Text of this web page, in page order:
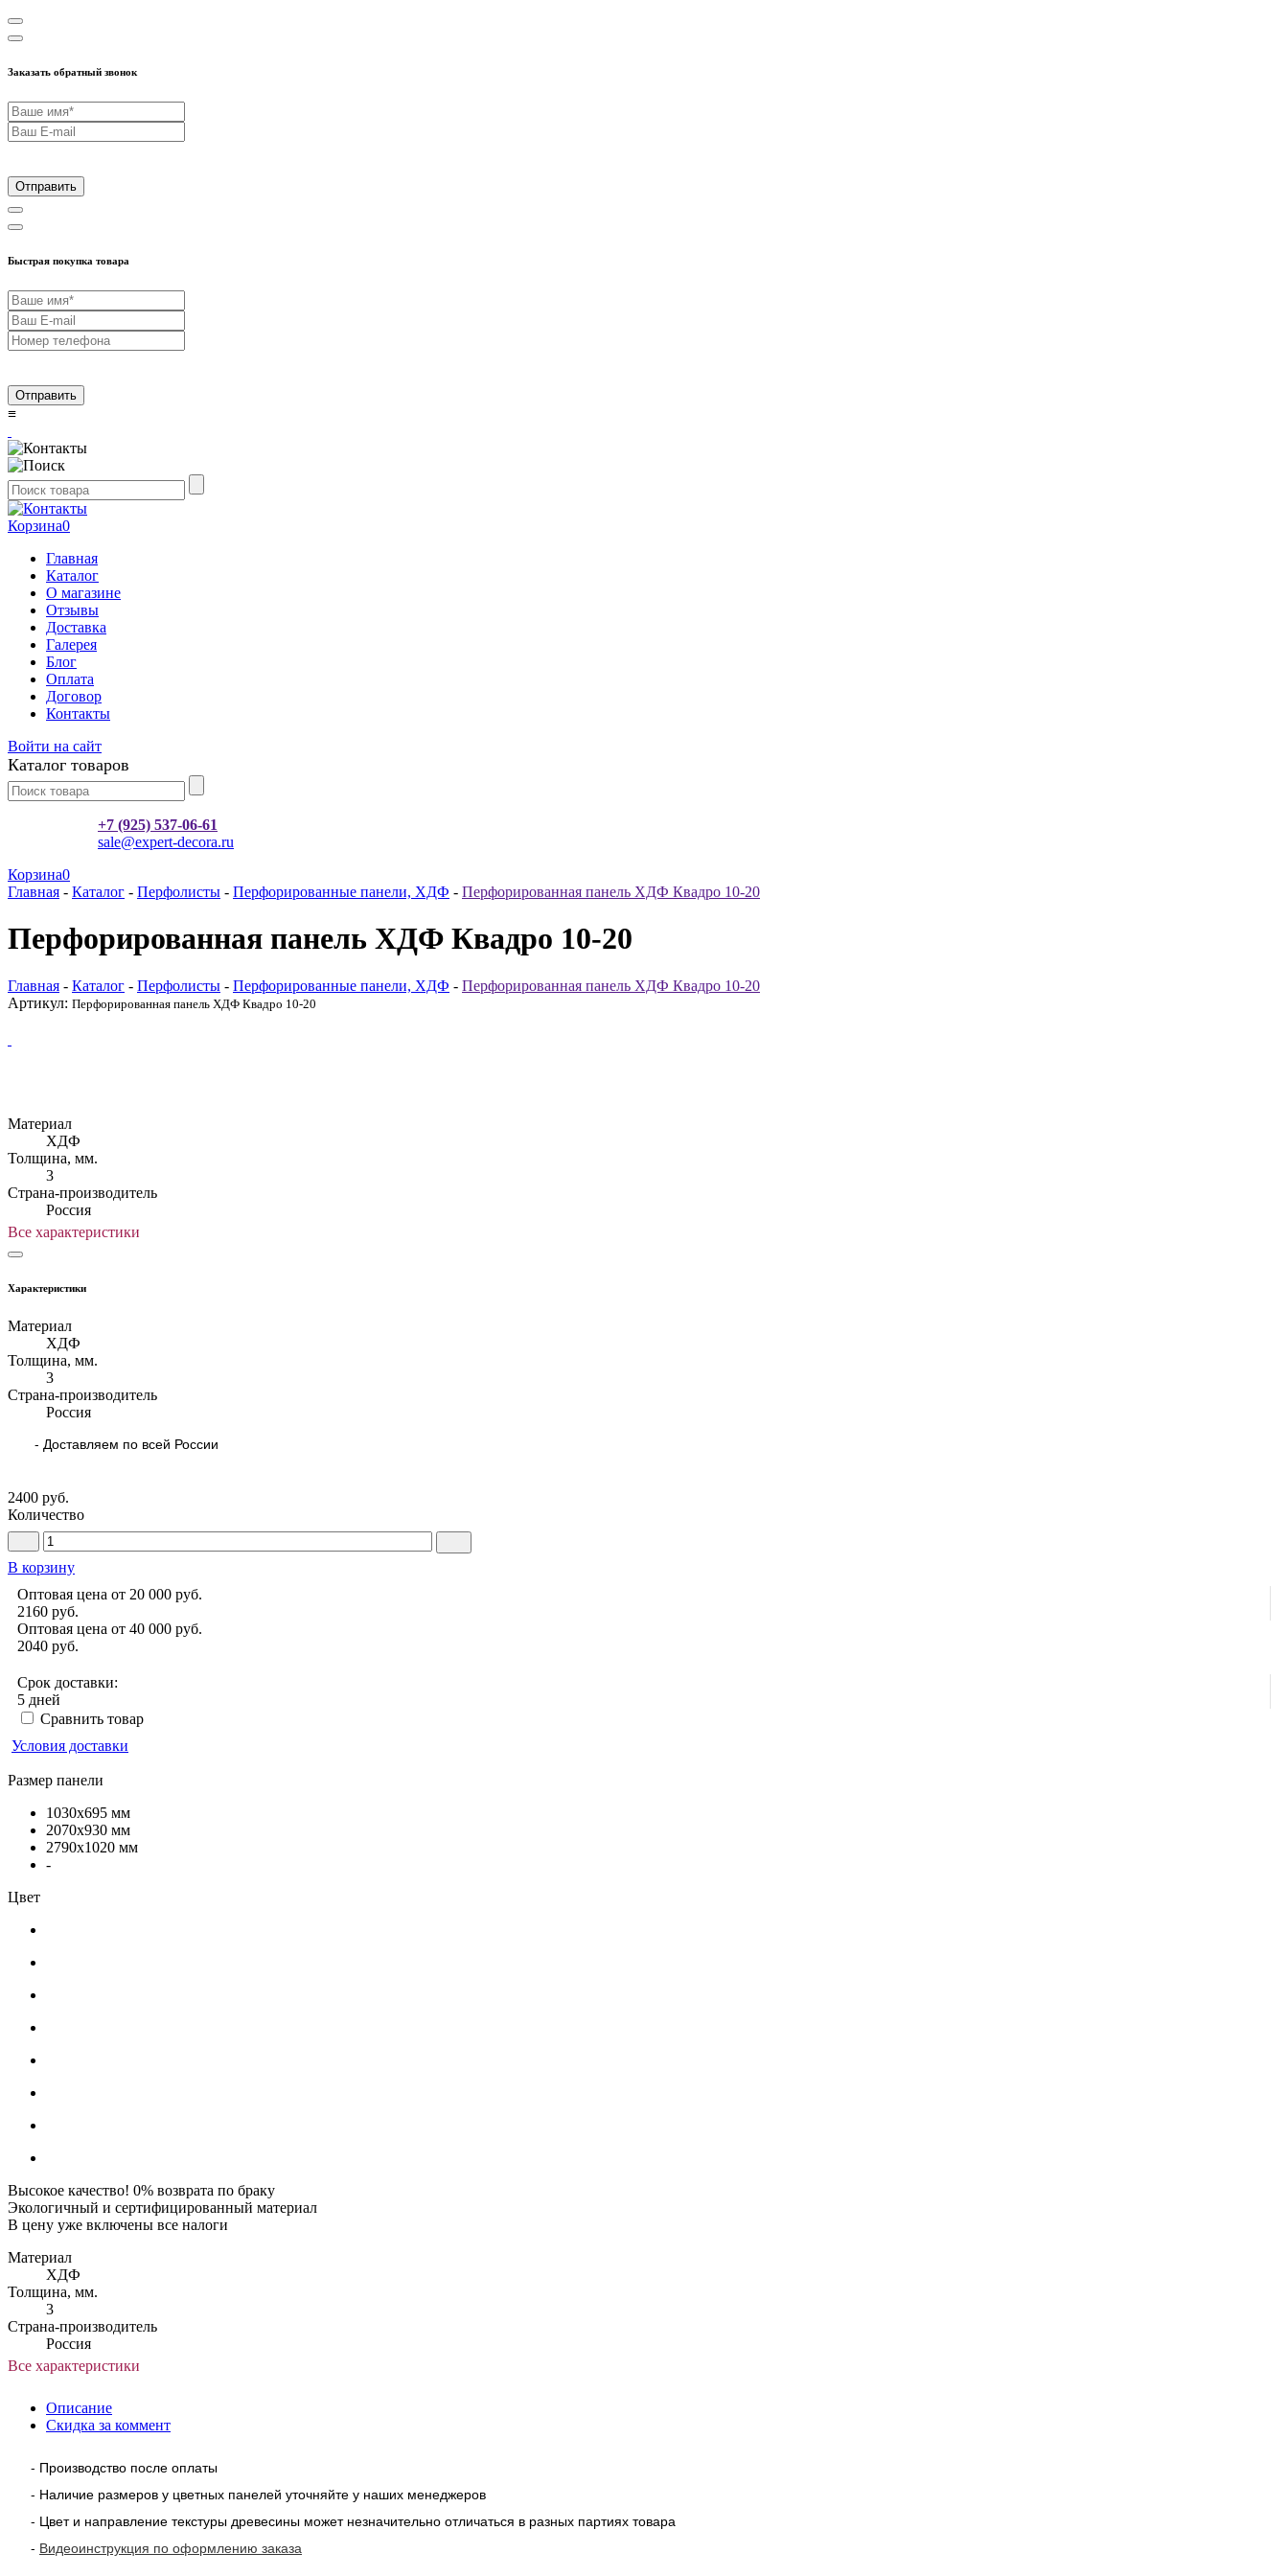
Заказать обратный звонок
Отправить
Быстрая покупка товара
Отправить
≡
Корзина0
Главная
Каталог
О магазине
Отзывы
Доставка
Галерея
Блог
Оплата
Договор
Контакты
Войти на сайт
Каталог товаров
+7 (925) 537-06-61
sale@expert-decora.ru
Корзина0
Главная - Каталог - Перфолисты - Перфорированные панели, ХДФ - Перфорированная панель ХДФ Квадро 10-20
Перфорированная панель ХДФ Квадро 10-20
Главная - Каталог - Перфолисты - Перфорированные панели, ХДФ - Перфорированная панель ХДФ Квадро 10-20
Артикул: Перфорированная панель ХДФ Квадро 10-20
Материал
ХДФ
Толщина, мм.
3
Страна-производитель
Россия
Все характеристики
Характеристики
Материал
ХДФ
Толщина, мм.
3
Страна-производитель
Россия
- Доставляем по всей России
2400 руб.
Количество
В корзину
Оптовая цена от 20 000 руб.
2160 руб.
Оптовая цена от 40 000 руб.
2040 руб.
Срок доставки:
5 дней
Сравнить товар
Условия доставки
Размер панели
1030x695 мм
2070x930 мм
2790x1020 мм
-
Цвет
Высокое качество! 0% возврата по браку
Экологичный и сертифицированный материал
В цену уже включены все налоги
Материал
ХДФ
Толщина, мм.
3
Страна-производитель
Россия
Все характеристики
Описание
Скидка за коммент
- Производство после оплаты
- Наличие размеров у цветных панелей уточняйте у наших менеджеров
- Цвет и направление текстуры древесины может незначительно отличаться в разных партиях товара
- Видеоинструкция по оформлению заказа